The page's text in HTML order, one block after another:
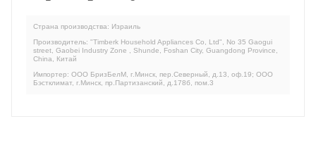
Страна производства: Израиль
Производитель: "Timberk Household Appliances Co, Ltd", No 35 Gaogui
street, Gaobei Industry Zone , Shunde, Foshan City, Guangdong Province,
China, Китай
Импортер: ООО БризБелМ, г.Минск, пер.Северный, д.13, оф.19; ООО
Бэстклимат, г.Минск, пр.Партизанский, д.178б, пом.3